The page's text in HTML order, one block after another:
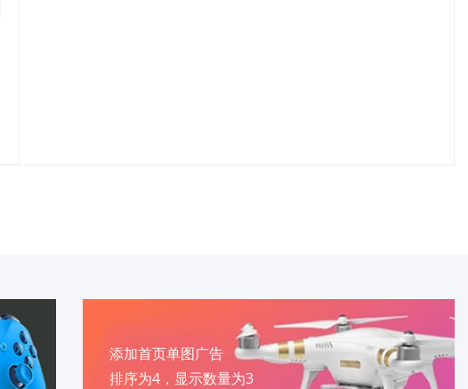
添加首页单图广告
排序为4，显示数量为3